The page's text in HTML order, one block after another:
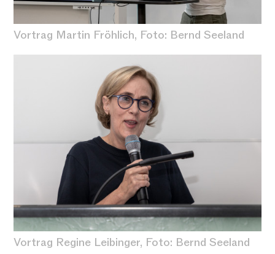
Vortrag Martin Fröhlich, Foto: Bernd Seeland
Vortrag Regine Leibinger, Foto: Bernd Seeland